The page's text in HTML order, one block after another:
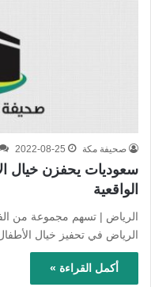
صحيفة مكة 2022-08-25
سعوديات يحفزن خيال
الواقعية
الرياض | تسهم مجموعة من
الرياض في تحفيز خيال
أكمل القراءة »